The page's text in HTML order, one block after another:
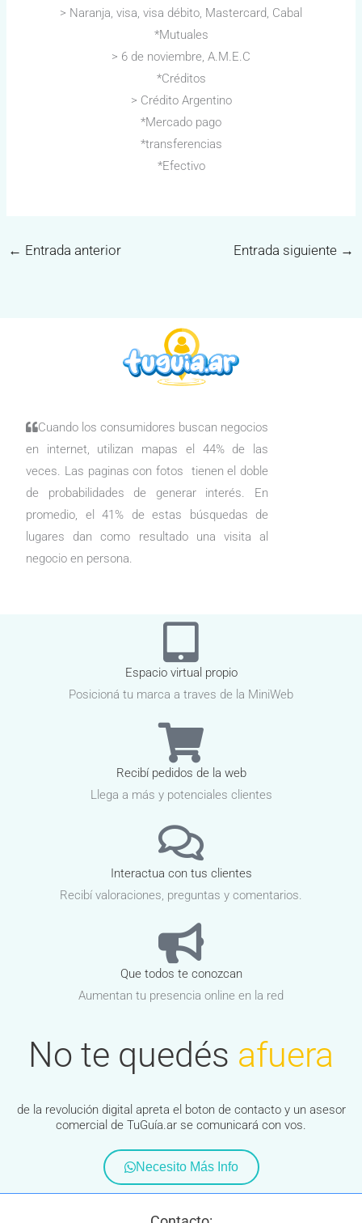
> Naranja, visa, visa débito, Mastercard, Cabal
*Mutuales
> 6 de noviembre, A.M.E.C
*Créditos
> Crédito Argentino
*Mercado pago
*transferencias
*Efectivo
← Entrada anterior Entrada siguiente →
Cuando los consumidores buscan negocios
en internet, utilizan mapas el 44% de las
veces. Las paginas con fotos tienen el doble
de probabilidades de generar interés. En
promedio, el 41% de estas búsquedas de
lugares dan como resultado una visita al
negocio en persona.
Espacio virtual propio
Posicioná tu marca a traves de la MiniWeb
Recibí pedidos de la web
Llega a más y potenciales clientes
Interactua con tus clientes
Recibí valoraciones, preguntas y comentarios.
Que todos te conozcan
Aumentan tu presencia online en la red
No te quedés afuera
de la revolución digital apreta el boton de contacto y un asesor
comercial de TuGuía.ar se comunicará con vos.
Necesito Más Info